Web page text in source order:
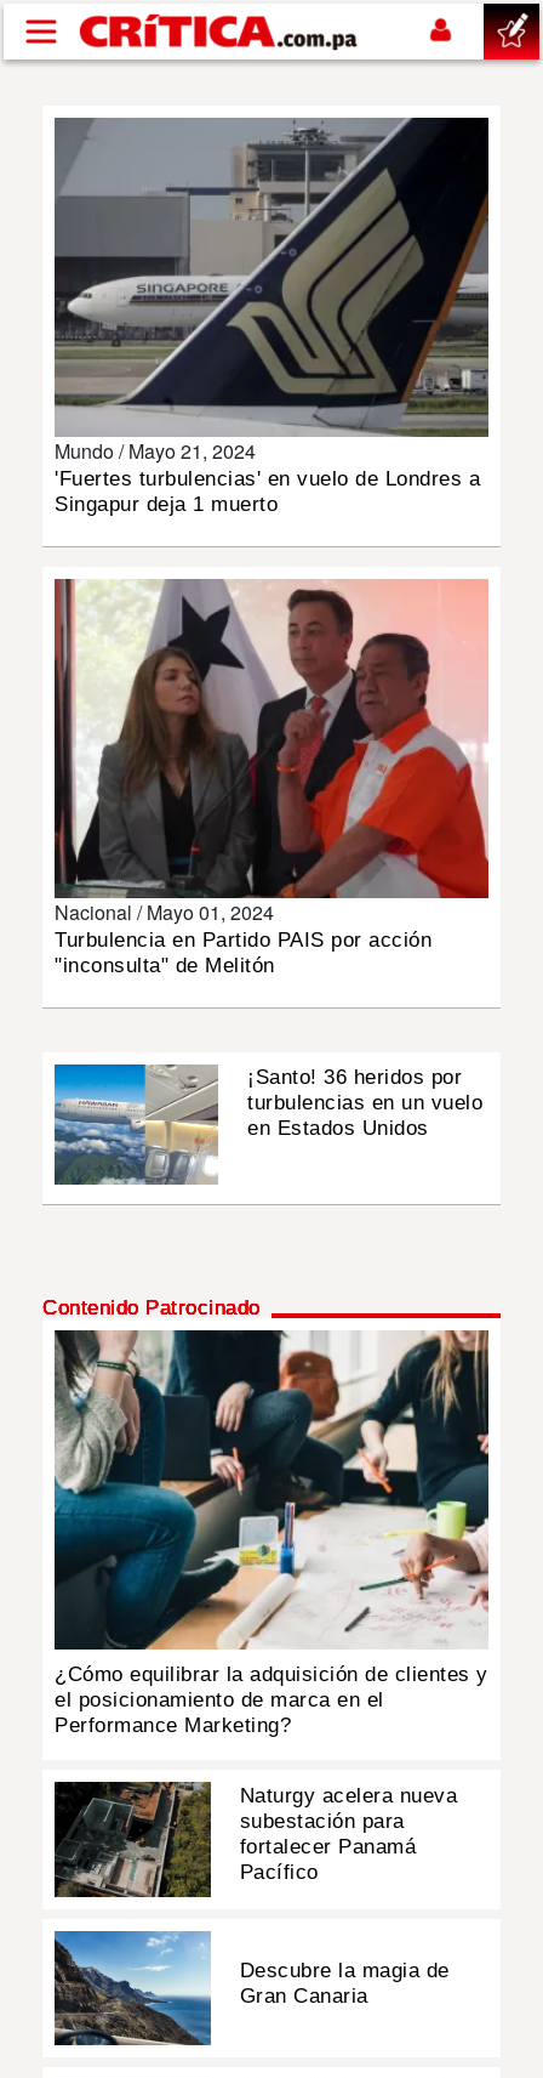
Pasar al contenido principal
SUCESOS
POLÍTICA
SHOW
DEPORTES
INSÓLITAS
MULTIMEDIA
Mundo /Mayo 21, 2024
'Fuertes turbulencias' en vuelo de Londres a
Singapur deja 1 muerto
Nacional /Mayo 01, 2024
Turbulencia en Partido PAIS por acción
"inconsulta" de Melitón
¡Santo! 36 heridos por
turbulencias en un vuelo
en Estados Unidos
Contenido Patrocinado
¿Cómo equilibrar la adquisición de clientes y
el posicionamiento de marca en el
Performance Marketing?
Naturgy acelera nueva
subestación para
fortalecer Panamá
Pacífico
Descubre la magia de
Gran Canaria